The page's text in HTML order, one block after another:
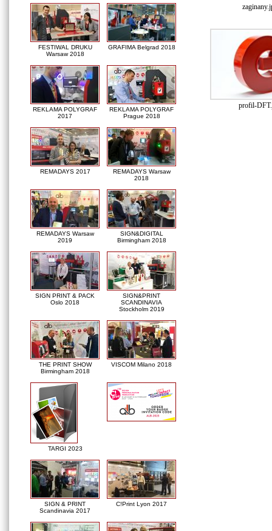
FESTIWAL DRUKU
Warsaw 2018
GRAFIMA Belgrad 2018
REKLAMA POLYGRAF
2017
REKLAMA POLYGRAF
Prague 2018
REMADAYS 2017
REMADAYS Warsaw
2018
REMADAYS Warsaw
2019
SIGN&DIGITAL
Birmingham 2018
SIGN PRINT & PACK
Oslo 2018
SIGN&PRINT
SCANDINAVIA
Stockholm 2019
THE PRINT SHOW
Birmingham 2018
VISCOM Milano 2018
TARGI 2023
SIGN & PRINT
Scandinavia 2017
C!Print Lyon 2017
profil-